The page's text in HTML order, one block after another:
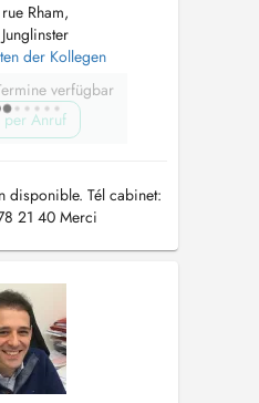
Rham,
der Kollegen
verfügbar
per Anruf
disponible. Tél cabinet:
21 40 Merci